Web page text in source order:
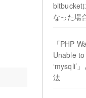
bitbucket
なった場
「PHP
Unable
‘mysqli’
法